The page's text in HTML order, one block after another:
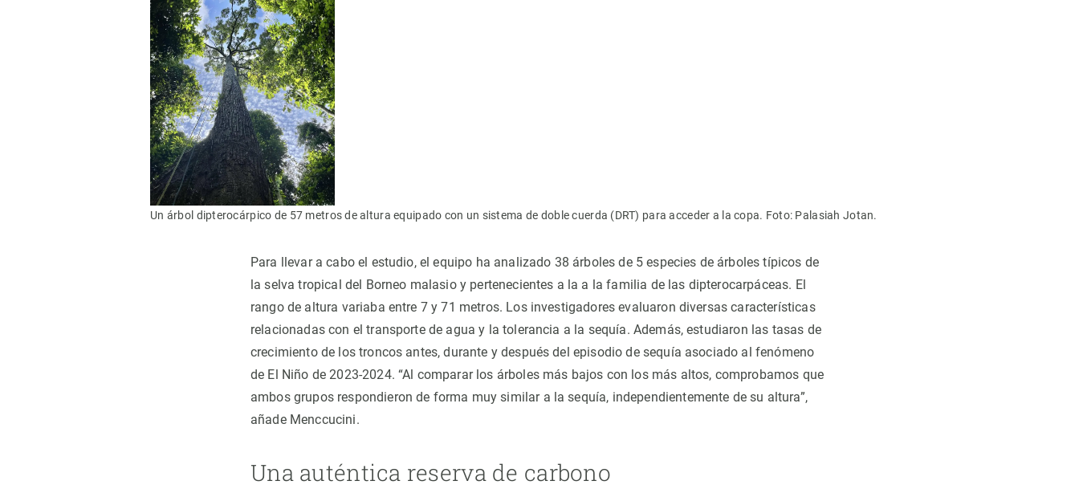
Un árbol dipterocárpico de 57 metros de altura equipado con un sistema de doble cuerda (DRT) para acceder a la copa. Foto: Palasiah Jotan.
Para llevar a cabo el estudio, el equipo ha analizado 38 árboles de 5 especies de árboles típicos de
la selva tropical del Borneo malasio y pertenecientes a la a la familia de las dipterocarpáceas. El
rango de altura variaba entre 7 y 71 metros. Los investigadores evaluaron diversas características
relacionadas con el transporte de agua y la tolerancia a la sequía. Además, estudiaron las tasas de
crecimiento de los troncos antes, durante y después del episodio de sequía asociado al fenómeno
de El Niño de 2023-2024. “Al comparar los árboles más bajos con los más altos, comprobamos que
ambos grupos respondieron de forma muy similar a la sequía, independientemente de su altura”,
añade Menccucini.
Una auténtica reserva de carbono